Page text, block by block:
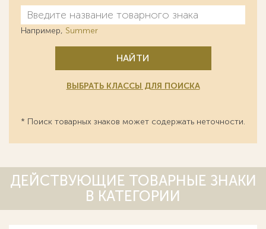
Например, Summer
НАЙТИ
ВЫБРАТЬ КЛАССЫ ДЛЯ ПОИСКА
* Поиск товарных знаков может содержать неточности.
ДЕЙСТВУЮЩИЕ ТОВАРНЫЕ ЗНАКИ
В КАТЕГОРИИ